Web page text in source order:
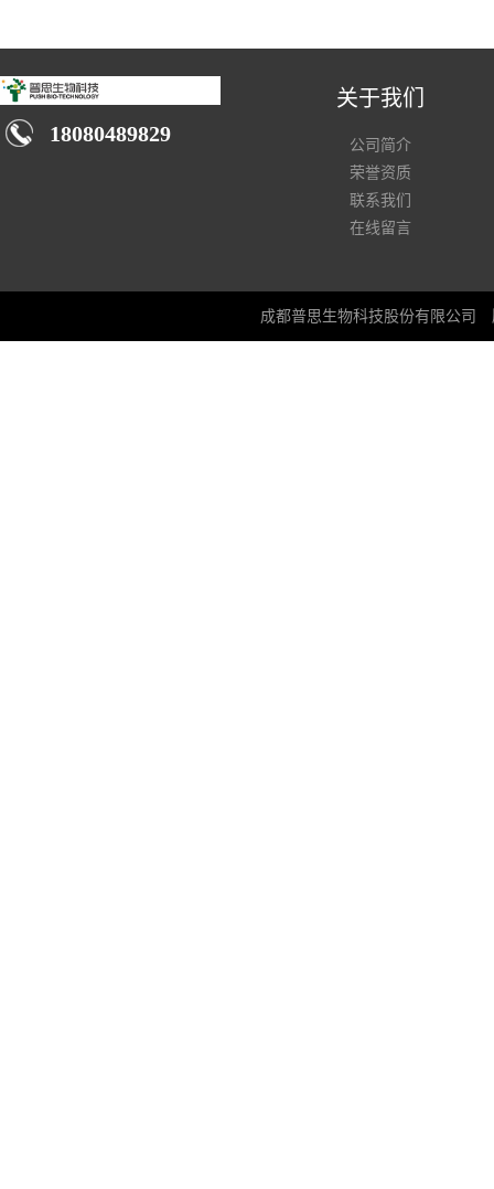
18080489829
关于我们
公司简介
荣誉资质
联系我们
在线留言
成都普思生物科技股份有限公司